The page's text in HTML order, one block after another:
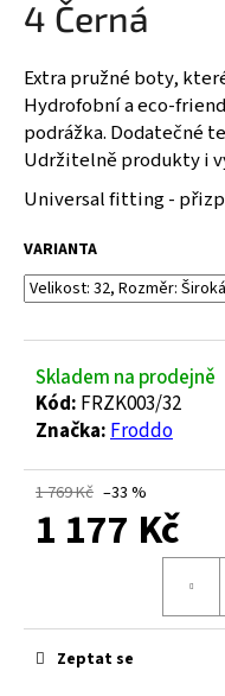
4 Černá
Extra pružné boty,
Hydrofobní a eco-
podrážka. Dodatečné
Udržitelně produkty i
Universal fitting -
VARIANTA
Skladem na prodejně
Kód: FRZK003/32
Značka:Froddo
1 769 Kč –33 %
1 177 Kč
Zeptat se
a
í
t
?
HLEDAT
D
o
p